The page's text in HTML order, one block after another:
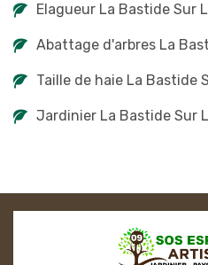
Elagueur La Bastide Sur
Abattage d'arbres La
Taille de haie La Bastide
Jardinier La Bastide Sur